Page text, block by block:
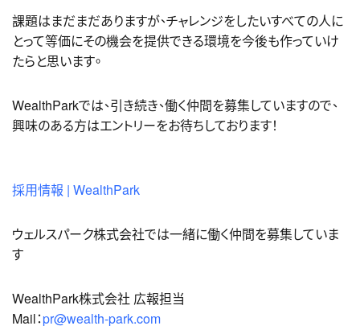
課題はまだまだありますが、チャレンジをしたいすべての人に
とって等価にその機会を提供できる環境を今後も作っていけ
たらと思います。
WealthParkでは、引き続き、働く仲間を募集していますので、
興味のある方はエントリーをお待ちしております！
採用情報 | WealthPark
ウェルスパーク株式会社では一緒に働く仲間を募集していま
す
WealthPark株式会社 広報担当
Mail：pr@wealth-park.com